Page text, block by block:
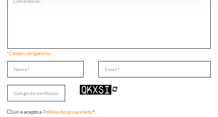
*Campos obrigatorios
Lin e acepto a Política de privacidade*